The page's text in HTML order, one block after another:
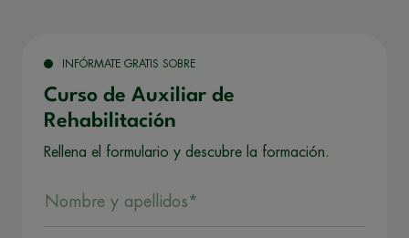
INFÓRMATE GRATIS SOBRE
Curso de Auxiliar de
Rehabilitación
Rellena el formulario y descubre la formación.
Nombre y apellidos*